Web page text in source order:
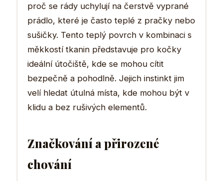
proč se rády uchylují na čerstvě vyprané
prádlo, které je často teplé z pračky nebo
sušičky. Tento teplý povrch v kombinaci s
měkkostí tkanin představuje pro kočky
ideální útočiště, kde se mohou cítit
bezpečně a pohodlně. Jejich instinkt jim
velí hledat útulná místa, kde mohou být v
klidu a bez rušivých elementů.
Značkování a přirozené
chování